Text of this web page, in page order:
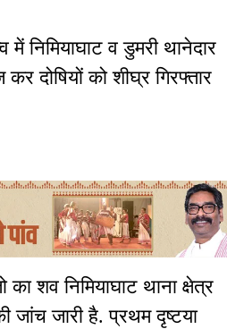
निमियाघाट व डुमरी थानेदार
दोषियों को शीघ्र गिरफ्तार
शव निमियाघाट थाना क्षेत्र
जांच जारी है. प्रथम दृष्टया